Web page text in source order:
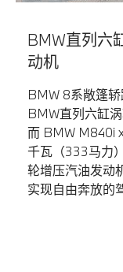
BMW直列六
动机
BMW 8系敞篷
BMW直列六缸
而 BMW M840i
千瓦（333马力
轮增压汽油发动
实现自由奔放的